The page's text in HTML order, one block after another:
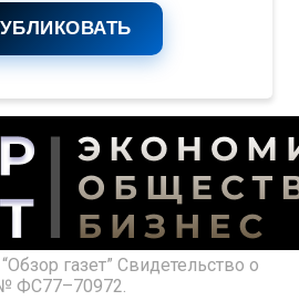
газет” Свидетельство о
ФС77–70972.